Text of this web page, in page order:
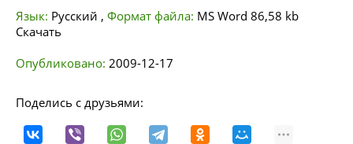
Язык: Русский , Формат файла: MS Word 86,58 kb
Скачать
Опубликовано: 2009-12-17
Поделись с друзьями: